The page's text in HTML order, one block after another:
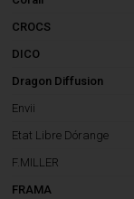
CROCS
DICO
Dragon Diffusion
Envii
Etat Libre Dórange
F.MILLER
FRAMA